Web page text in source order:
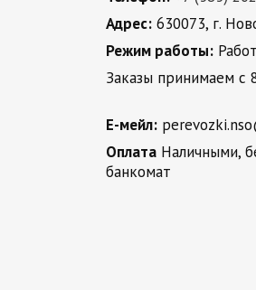
Адрес: 630073, г.
Режим работы:
Заказы принимаем с
Е-мейл:
Оплата Наличными,
банкомат